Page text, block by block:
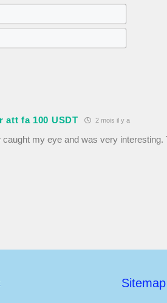
N
o
m
*
E
-
fa 100 USDT 2 mois il y a
caught my eye and was very
Sitemap